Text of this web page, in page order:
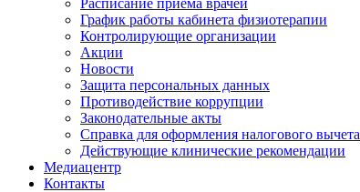
Расписание приёма врачей
График работы кабинета физиотерапии
Контролирующие организации
Акции
Новости
Защита персональных данных
Противодействие коррупции
Законодательные акты
Справка для оформления налогового вычета
Действующие клинические рекомендации
Медиацентр
Контакты